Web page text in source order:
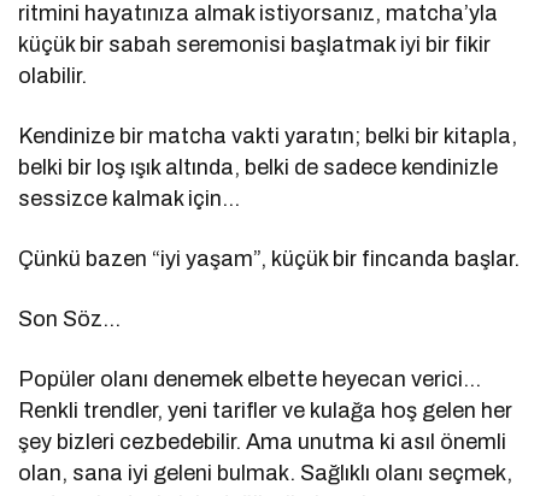
ritmini hayatınıza almak istiyorsanız, matcha’yla
küçük bir sabah seremonisi başlatmak iyi bir fikir
olabilir.
Kendinize bir matcha vakti yaratın; belki bir kitapla,
belki bir loş ışık altında, belki de sadece kendinizle
sessizce kalmak için…
Çünkü bazen “iyi yaşam”, küçük bir fincanda başlar.
Son Söz…
Popüler olanı denemek elbette heyecan verici…
Renkli trendler, yeni tarifler ve kulağa hoş gelen her
şey bizleri cezbedebilir. Ama unutma ki asıl önemli
olan, sana iyi geleni bulmak. Sağlıklı olanı seçmek,